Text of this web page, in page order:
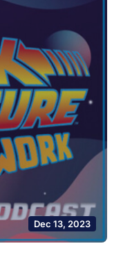
Dec 13, 2023